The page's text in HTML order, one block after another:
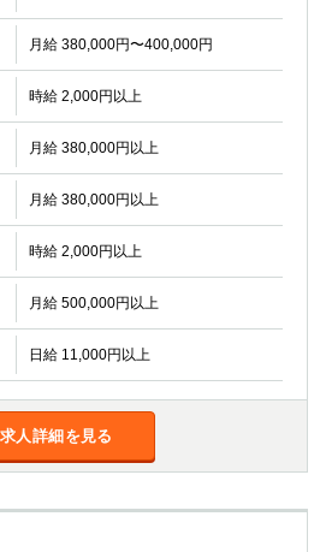
月給 380,000円〜400,000円
時給 2,000円以上
月給 380,000円以上
月給 380,000円以上
時給 2,000円以上
月給 500,000円以上
日給 11,000円以上
求人詳細を見る